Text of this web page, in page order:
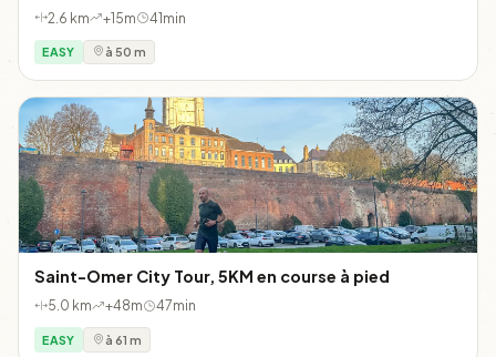
2.6 km +15m 41min
EASY à 50 m
Saint-Omer City Tour, 5KM en course à pied
5.0 km +48m 47min
EASY à 61 m